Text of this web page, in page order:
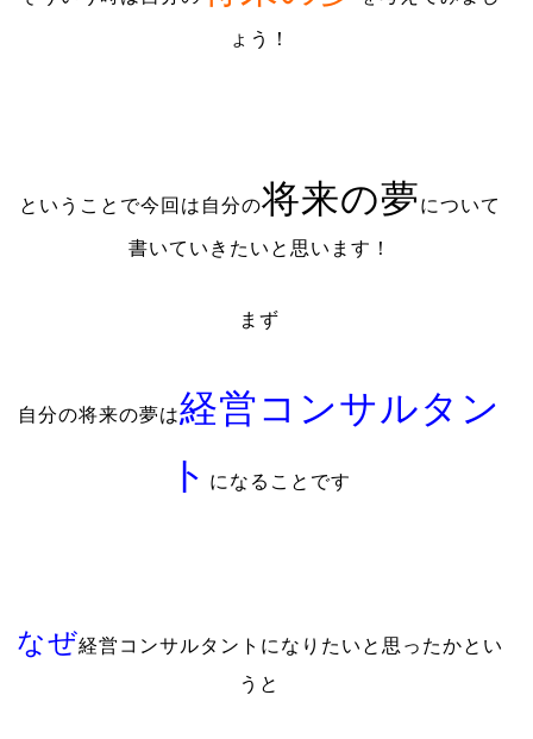
ょう！
ということで今回は自分の将来の夢について
書いていきたいと思います！
まず
自分の将来の夢は経営コンサルタン
ト になることです
なぜ経営コンサルタントになりたいと思ったかとい
うと